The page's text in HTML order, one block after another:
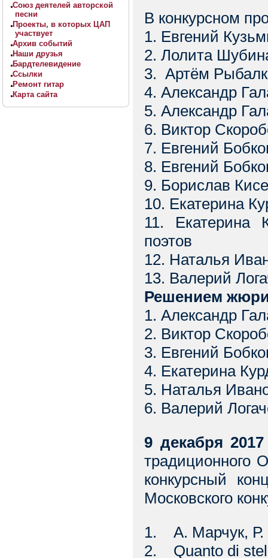
Союз деятелей авторской
песни
Проекты, в которых ЦАП
участвует
Архив событий
Наши друзья
Бардтелевидение
Ссылки
Ремонт гитар
Карта сайта
В конкурсном
1. Евгений
2. Лолита
3. Артём
4. Александр
5. Александр
6. Виктор
7. Евгений
8. Евгений
9. Борислав
10. Екатерина
11. Екатерина
поэтов
12. Наталья
13. Валерий
Решением жюри
1. Александр
2. Виктор
3. Евгений
4. Екатерина
5. Наталья
6. Валерий
9 декабря
традиционного
конкурсный
Московского
1. А. Марчук, Р.
2. Quanto di